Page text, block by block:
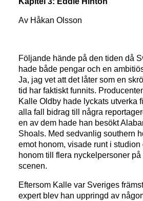
Av Håkan Olsson
Följande hände på den tiden då
hade både pengar och en
Ja, jag vet att det låter som en
tid har faktiskt funnits.
Kalle Oldby hade lyckats utverka
alla fall bidrag till några
en av dem hade han besökt
Shoals. Med sedvanlig southern
emot honom, visade runt i
honom till flera nyckelpersoner
scenen.
Eftersom Kalle var Sveriges
expert blev han uppringd av